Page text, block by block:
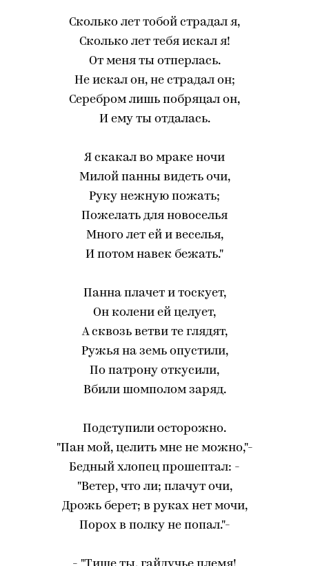
Сколько лет тобой страдал я,
Сколько лет тебя искал я!
От меня ты отперлась.
Не искал он, не страдал он;
Серебром лишь побряцал он,
И ему ты отдалась.
Я скакал во мраке ночи
Милой панны видеть очи,
Руку нежную пожать;
Пожелать для новоселья
Много лет ей и веселья,
И потом навек бежать."
Панна плачет и тоскует,
Он колени ей целует,
А сквозь ветви те глядят,
Ружья на земь опустили,
По патрону откусили,
Вбили шомполом заряд.
Подступили осторожно.
"Пан мой, целить мне не можно,"-
Бедный хлопец прошептал: -
"Ветер, что ли; плачут очи,
Дрожь берет; в руках нет мочи,
Порох в полку не попал."-